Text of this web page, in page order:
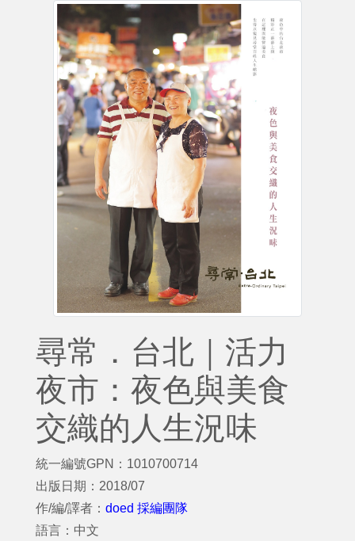
尋常．台北｜活力
夜市：夜色與美食
交織的人生況味
統一編號GPN：1010700714
出版日期：2018/07
作/編/譯者： doed 採編團隊
語言：中文